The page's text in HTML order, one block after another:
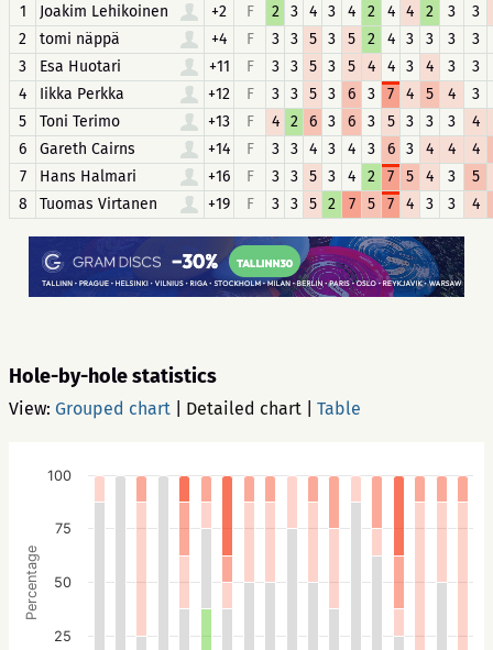
1
Joakim Lehikoinen +2 F 2 3 4 3 4 2 4 4 2 3
3
2
tomi näppä +4 F 3 3 5 3 5 2 4 3 3 3
3
3
Esa Huotari +11 F 3 3 5 3 5 4 4 3 4 3
3
4
Iikka Perkka +12 F 3 3 5 3 6 3 7 4 5 4
3
5
Toni Terimo +13 F 4 2 6 3 6 3 5 3 3 3
4
6
Gareth Cairns +14 F 3 3 4 3 4 3 6 3 4 4
4
7
Hans Halmari +16 F 3 3 5 3 4 2 7 5 4 3
5
8
Tuomas Virtanen +19 F 3 3 5 2 7 5 7 4 3 3 4
Hole-by-hole statistics
View: Grouped chart Detailed chart Table
Percentage
25
50
75
100